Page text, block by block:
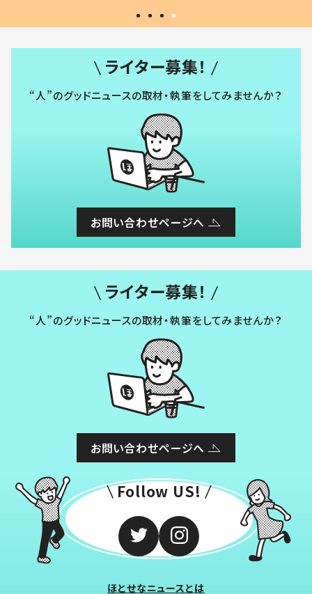
ライター募集！
“人”のグッドニュースの取材・執筆をしてみませんか？
お問い合わせページへ
ライター募集！
“人”のグッドニュースの取材・執筆をしてみませんか？
お問い合わせページへ
Follow US!
ほとせなニュースとは